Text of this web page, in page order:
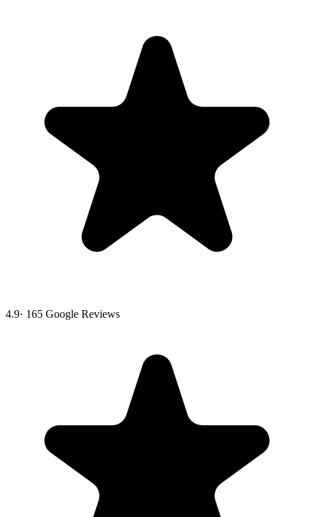
4.9· 165 Google Reviews